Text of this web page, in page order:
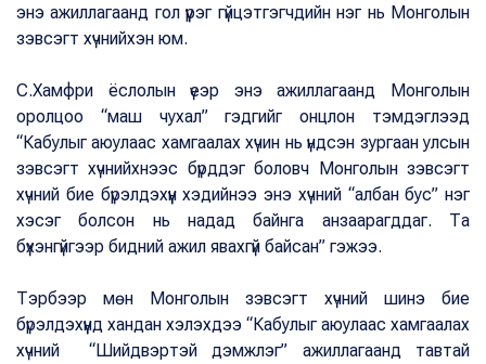
энэ ажиллагаанд гол үүрэг гүйцэтгэгчдийн нэг нь Монголын
зэвсэгт хүчнийхэн юм.
С.Хамфри ёслолын үеэр энэ ажиллагаанд Монголын
оролцоо “маш чухал” гэдгийг онцлон тэмдэглээд
“Кабулыг аюулаас хамгаалах хүчин нь үндсэн зургаан улсын
зэвсэгт хүчнийхнээс бүрддэг боловч Монголын зэвсэгт
хүчний бие бүрэлдэхүүн хэдийнээ энэ хүчний “албан бус” нэг
хэсэг болсон нь надад байнга анзаарагддаг. Та
бүхэнгүйгээр бидний ажил явахгүй байсан” гэжээ.
Тэрбээр мөн Монголын зэвсэгт хүчний шинэ бие
бүрэлдэхүүнд хандан хэлэхдээ “Кабулыг аюулаас хамгаалах
хүчний “Шийдвэртэй дэмжлэг” ажиллагаанд тавтай